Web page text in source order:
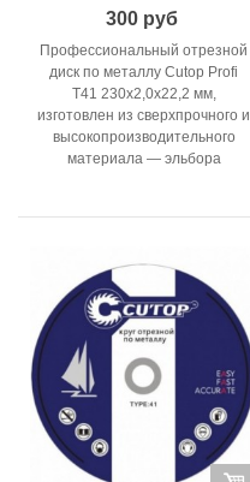
300 руб
Профессиональный отрезной
диск по металлу Cutop Profi
T41 230x2,0x22,2 мм,
изготовлен из сверхпрочного и
высокопроизводительного
материала — эльбора